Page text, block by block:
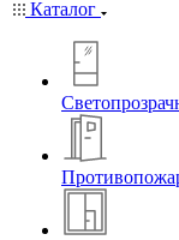
Каталог